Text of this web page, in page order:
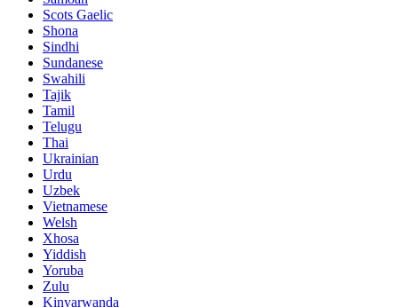
Scots Gaelic
Shona
Sindhi
Sundanese
Swahili
Tajik
Tamil
Telugu
Thai
Ukrainian
Urdu
Uzbek
Vietnamese
Welsh
Xhosa
Yiddish
Yoruba
Zulu
Kinyarwanda